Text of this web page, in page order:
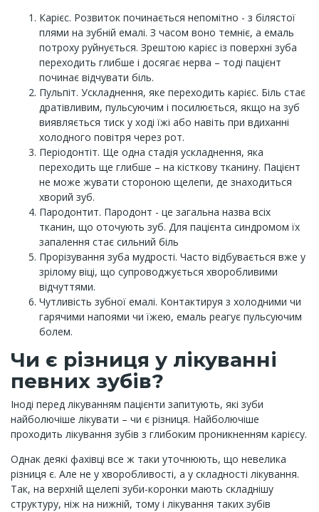
Карієс. Розвиток починається непомітно - з білястої
плями на зубній емалі. З часом воно темніє, а емаль
потроху руйнується. Зрештою карієс із поверхні зуба
переходить глибше і досягає нерва – тоді пацієнт
починає відчувати біль.
Пульпіт. Ускладнення, яке переходить карієс. Біль стає
дратівливим, пульсуючим і посилюється, якщо на зуб
виявляється тиск у ході їжі або навіть при вдиханні
холодного повітря через рот.
Періодонтіт. Ще одна стадія ускладнення, яка
переходить ще глибше – на кісткову тканину. Пацієнт
не може жувати стороною щелепи, де знаходиться
хворий зуб.
Пародонтит. Пародонт - це загальна назва всіх
тканин, що оточують зуб. Для пацієнта синдромом їх
запалення стає сильний біль
Прорізування зуба мудрості. Часто відбувається вже у
зрілому віці, що супроводжується хворобливими
відчуттями.
Чутливість зубної емалі. Контактируя з холодними чи
гарячими напоями чи їжею, емаль реагує пульсуючим
болем.
Чи є різниця у лікуванні
певних зубів?
Іноді перед лікуванням пацієнти запитують, які зуби
найболючіше лікувати – чи є різниця. Найболючіше
проходить лікування зубів з глибоким проникненням карієсу.
Однак деякі фахівці все ж таки уточнюють, що невелика
різниця є. Але не у хворобливості, а у складності лікування.
Так, на верхній щелепі зуби-коронки мають складнішу
структуру, ніж на нижній, тому і лікування таких зубів